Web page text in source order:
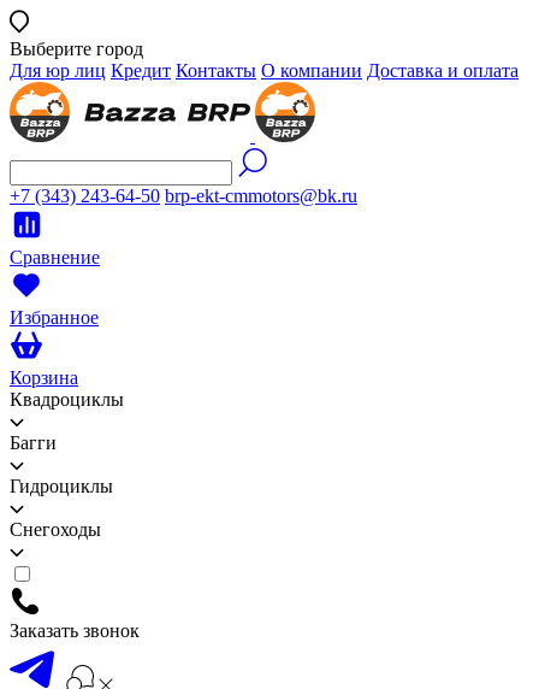
Выберите город
Для юр лиц Кредит Контакты О компании Доставка и оплата
+7 (343) 243-64-50 brp-ekt-cmmotors@bk.ru
Сравнение
Избранное
Корзина
Квадроциклы
Багги
Гидроциклы
Снегоходы
Заказать звонок